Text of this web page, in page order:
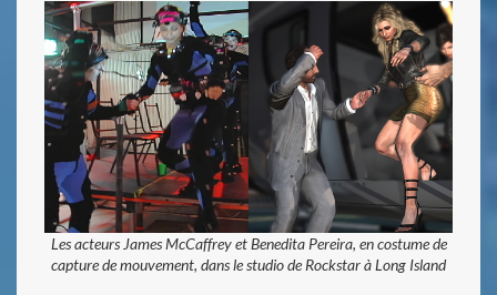
Les acteurs James McCaffrey et Benedita Pereira, en costume de
capture de mouvement, dans le studio de Rockstar à Long Island